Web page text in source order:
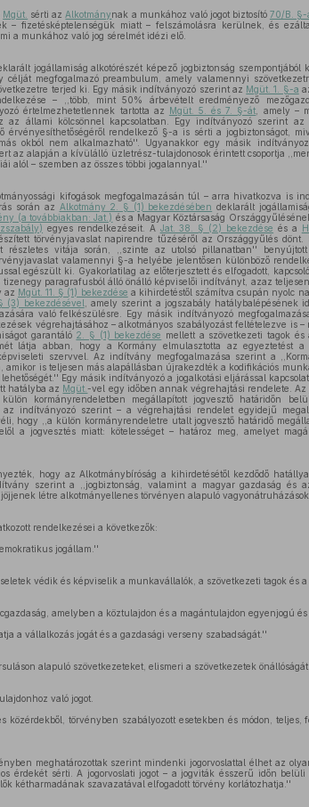
Mgüt. sérti az Alkotmánynak a munkához való jogot biztosító 70/B. §-
– fizetésképtelenségük miatt – felszámolásra kerülnek, és
a munkához való jog sérelmét idézi elő.
jogállamiság alkotórészét képező jogbiztonság szempontjából
megfogalmazó preambulum, amely valamennyi
terjed ki. Egy másik indítványozó szerint az Mgüt. 1. §-a
– ,,több, mint 50% árbevételt eredményező
értelmezhetetlennek tartotta az Mgüt. 5. és 7. §-át , amely –
az állami kölcsönnel kapcsolatban. Egy indítványozó szerint az
érvényesíthetőségéről rendelkező §-a is sérti a jogbiztonságot,
okból nem alkalmazható''. Ugyanakkor egy másik
az alapján a kívülálló üzletrész-tulajdonosok érintett csoportja
alól – szemben az összes többi jogalannyal.''
kifogások megfogalmazásán túl – arra hivatkozva is
során az Alkotmány 2. § (1) bekezdésében deklarált
(a továbbiakban: Jat.) és a Magyar Köztársaság
egyes rendelkezéseit. A Jat. 38. § (2) bekezdése és a
törvényjavaslat napirendre tűzéséről az Országgyűlés dönt.
részletes vitája során, ,,szinte az utolsó pillanatban'' benyújtott
valamennyi §-a helyébe jelentősen különböző
egészült ki. Gyakorlatilag az előterjesztett és elfogadott,
tizenegy paragrafusból álló önálló képviselői indítványt, azaz
az Mgüt. 11. § (1) bekezdése a kihirdetéstől számítva csupán nyolc
(3) bekezdésével , amely szerint a jogszabály hatálybalépésének
való felkészülésre. Egy másik indítványozó
végrehajtásához – alkotmányos szabályozást feltételezve is
garantáló 2. § (1) bekezdése mellett a szövetkezeti tagok
látja abban, hogy a Kormány elmulasztotta az egyeztetést a
szervvel. Az indítvány megfogalmazása szerint a
amikor is teljesen más alapállásban újrakezdték a kodifikációs
Egy másik indítványozó a jogalkotási eljárással
hatályba az Mgüt.-vel egy időben annak végrehajtási rendelete. Az
kormányrendeletben megállapított jogvesztő határidőn
indítványozó szerint – a végrehajtási rendelet egyidejű
hogy ,,a külön kormányrendeletre utalt jogvesztő határidő
a jogvesztés miatt: kötelességet – határoz meg, amelyet
hogy az Alkotmánybíróság a kihirdetésétől kezdődő
szerint a ,,jogbiztonság, valamint a magyar gazdaság és
létre alkotmányellenes törvényen alapuló
rendelkezései a következők:
jogállam.''
védik és képviselik a munkavállalók, a szövetkezeti tagok és
amelyben a köztulajdon és a magántulajdon egyenjogú
a vállalkozás jogát és a gazdasági verseny szabadságát.''
alapuló szövetkezeteket, elismeri a szövetkezetek
való jogot.
közérdekből, törvényben szabályozott esetekben és módon,
meghatározottak szerint mindenki jogorvoslattal élhet az
érdekét sérti. A jogorvoslati jogot – a jogviták ésszerű időn
kétharmadának szavazatával elfogadott törvény korlátozhatja.''